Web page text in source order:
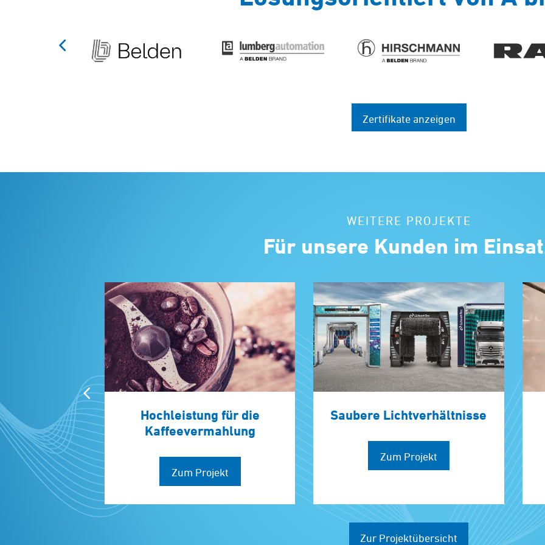
Zertifikate anzeigen
WEITERE PROJEKTE
Für unsere Kunden im
Hochleistung für die
Kaffeevermahlung
Zum Projekt
Saubere Lichtverhältnisse
Zum Projekt
Zur Projektübersicht